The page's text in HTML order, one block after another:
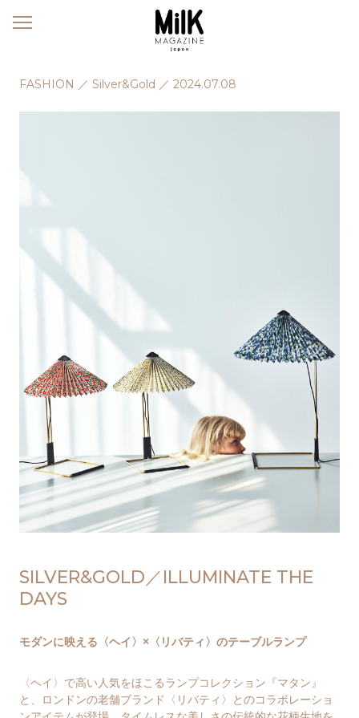
メ
FASHION ／ Silver&Gold ／ 2024.07.08
SILVER&GOLD／ILLUMINATE THE
DAYS
モダンに映える〈ヘイ〉×〈リバティ〉のテーブルランプ
〈ヘイ〉で高い人気をほこるランプコレクション『マタン』
と、ロンドンの老舗ブランド〈リバティ〉とのコラボレーショ